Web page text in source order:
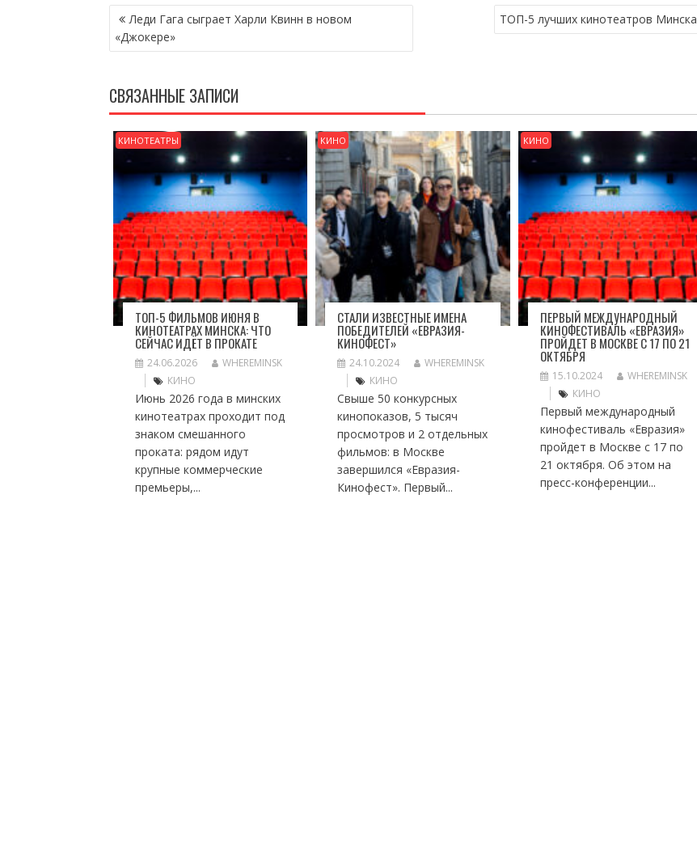
НАВИГАЦИЯ
ПО
ЗАПИСЯМ
Леди Гага сыграет Харли Квинн в новом
«Джокере»
ТОП-5 лучших кинотеатров Минска
СВЯЗАННЫЕ ЗАПИСИ
КИНОТЕАТРЫ
ТОП-5 ФИЛЬМОВ ИЮНЯ В
КИНОТЕАТРАХ МИНСКА: ЧТО
СЕЙЧАС ИДЁТ В ПРОКАТЕ
24.06.2026
WHEREMINSK
КИНО
Июнь 2026 года в минских
кинотеатрах проходит под
знаком смешанного
проката: рядом идут
крупные коммерческие
премьеры,...
КИНО
СТАЛИ ИЗВЕСТНЫЕ ИМЕНА
ПОБЕДИТЕЛЕЙ «ЕВРАЗИЯ-
КИНОФЕСТ»
24.10.2024
WHEREMINSK
КИНО
Свыше 50 конкурсных
кинопоказов, 5 тысяч
просмотров и 2 отдельных
фильмов: в Москве
завершился «Евразия-
Кинофест». Первый...
КИНО
ПЕРВЫЙ МЕЖДУНАРОДНЫЙ
КИНОФЕСТИВАЛЬ «ЕВРАЗИЯ»
ПРОЙДЕТ В МОСКВЕ С 17 ПО 21
ОКТЯБРЯ
15.10.2024
WHEREMINSK
КИНО
Первый международный
кинофестиваль «Евразия»
пройдет в Москве с 17 по
21 октября. Об этом на
пресс-конференции...